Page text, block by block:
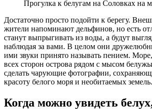
Прогулка к белугам на Соловках на
Достаточно просто подойти к берегу.
жители напоминают дельфинов, но есть
станут выпрыгивать из воды, а будут
наблюдая за вами. В целом они
ими звуки принято называть пением.
всех сторон острова рядом с мысом
сделать чарующие фотографии,
красоту белого моря и необитаемых земель.
Когда можно увидеть